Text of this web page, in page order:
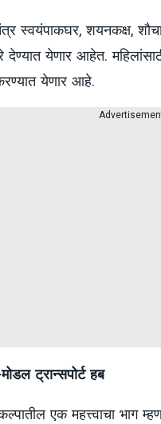
स्वयंपाकघर, शयनकक्ष,
येणार आहेत.
येणार आहे.
ट्रान्सपोर्ट हब
एक महत्त्वाचा भाग